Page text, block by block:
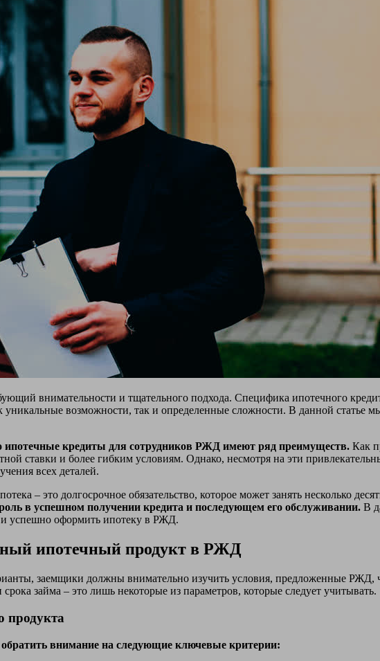
внимательности и тщательного подхода. Специфика ипотечного
возможности, так и определенные сложности. В данной статье
ипотечные кредиты для сотрудников РЖД имеют ряд преимуществ. Как
ставки и более гибким условиям. Однако, несмотря на эти
всех деталей.
– это долгосрочное обязательство, которое может занять несколько
в успешном получении кредита и последующем его обслуживании. В
успешно оформить ипотеку в РЖД.
ипотечный продукт в РЖД
заемщики должны внимательно изучить условия, предложенные
займа – это лишь некоторые из параметров, которые следует учитывать.
продукта
внимание на следующие ключевые критерии: